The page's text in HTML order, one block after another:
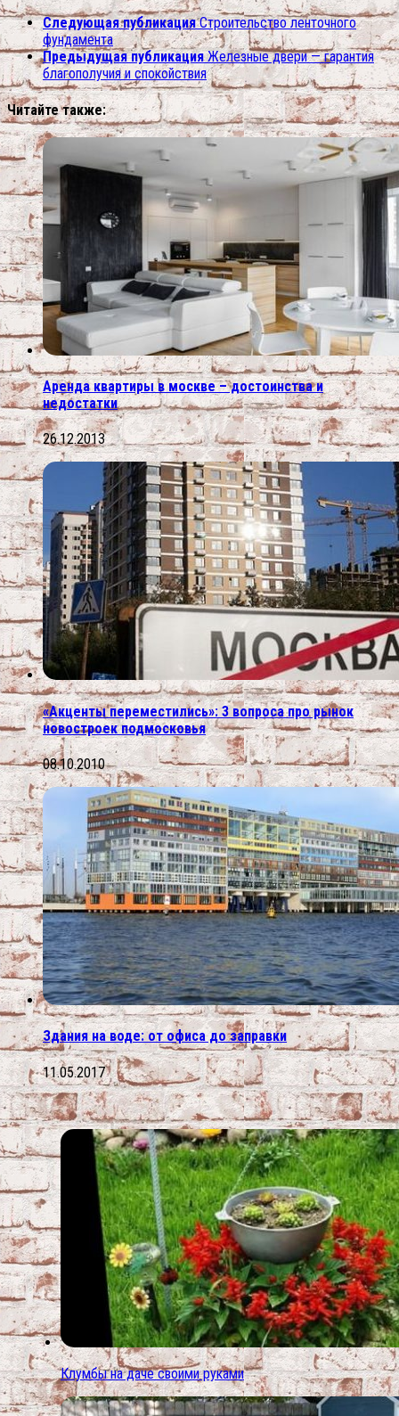
Следующая публикация Строительство ленточного
фундамента
Предыдущая публикация Железные двери — гарантия
благополучия и спокойствия
Читайте также:
Аренда квартиры в москве – достоинства и
недостатки
26.12.2013
«Акценты переместились»: 3 вопроса про рынок
новостроек подмосковья
08.10.2010
Здания на воде: от офиса до заправки
11.05.2017
Клумбы на даче своими руками